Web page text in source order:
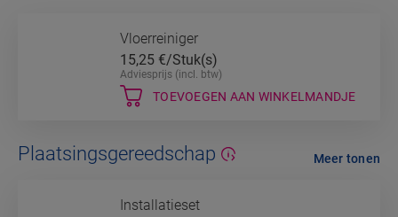
Vloerreiniger
15,25 €/Stuk(s)
Adviesprijs (incl. btw)
TOEVOEGEN AAN WINKELMANDJE
Plaatsingsgereedschap
Installatieset
Meer tonen